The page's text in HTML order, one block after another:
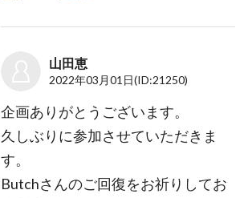
山田恵
2022年03月01日(ID:21250)
企画ありがとうございます。
久しぶりに参加させていただきま
す。
Butchさんのご回復をお祈りしてお